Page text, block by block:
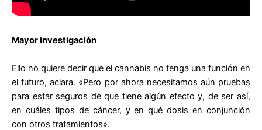
Mayor investigación
Ello no quiere decir que el cannabis no tenga una función en
el futuro, aclara. «Pero por ahora necesitamos aún pruebas
para estar seguros de que tiene algún efecto y, de ser así,
en cuáles tipos de cáncer, y en qué dosis en conjunción
con otros tratamientos».